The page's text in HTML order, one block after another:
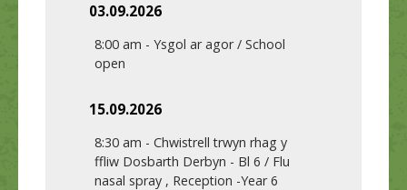
03.09.2026
8:00 am - Ysgol ar agor / School
open
15.09.2026
8:30 am - Chwistrell trwyn rhag y
ffliw Dosbarth Derbyn - Bl 6 / Flu
nasal spray , Reception -Year 6